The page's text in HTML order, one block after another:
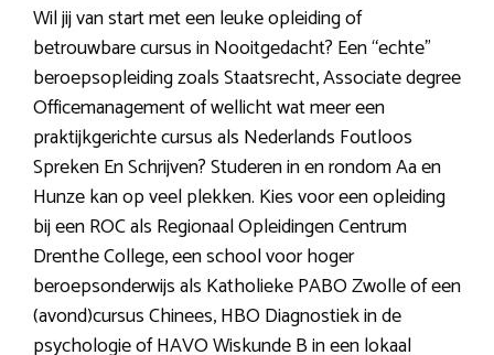
Wil jij van start met een leuke opleiding of
betrouwbare cursus in Nooitgedacht? Een “echte”
beroepsopleiding zoals Staatsrecht, Associate degree
Officemanagement of wellicht wat meer een
praktijkgerichte cursus als Nederlands Foutloos
Spreken En Schrijven? Studeren in en rondom Aa en
Hunze kan op veel plekken. Kies voor een opleiding
bij een ROC als Regionaal Opleidingen Centrum
Drenthe College, een school voor hoger
beroepsonderwijs als Katholieke PABO Zwolle of een
(avond)cursus Chinees, HBO Diagnostiek in de
psychologie of HAVO Wiskunde B in een lokaal